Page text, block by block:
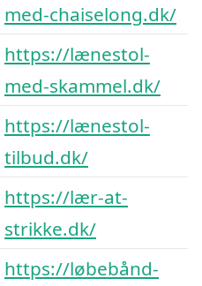
med-chaiselong.dk/
https://lænestol-
med-skammel.dk/
https://lænestol-
tilbud.dk/
https://lær-at-
strikke.dk/
https://løbebånd-